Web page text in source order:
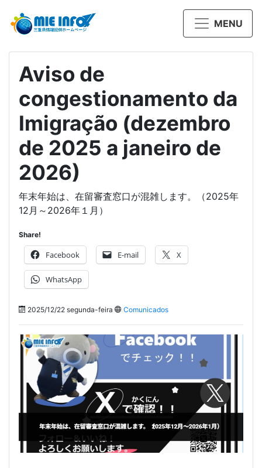
MENU
Aviso de
congestionamento da
Imigração (dezembro
de 2025 a janeiro de
2026)
年末年始は、在留審査窓口が混雑します。（2025年
12月～2026年１月）
Share!
Facebook E-mail X
WhatsApp
2025/12/22 segunda-feira Comunicados